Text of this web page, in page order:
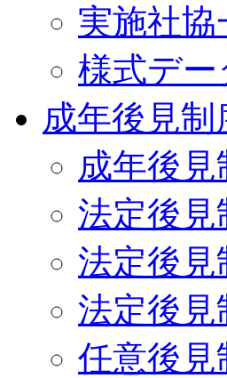
実施社協
様式デー
成年後見制
成年後
法定後
法定後
法定後
任意後見